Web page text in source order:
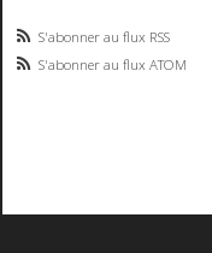
S'abonner au flux RSS
S'abonner au flux ATOM